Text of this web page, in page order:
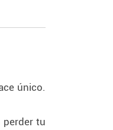
único.
perder tu